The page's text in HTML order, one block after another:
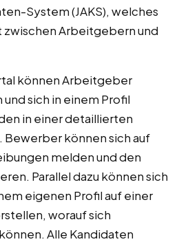
System (JAKS), welches
Arbeitgebern und
können Arbeitgeber
sich in einem Profil
in einer detaillierten
können sich auf
melden und den
Parallel dazu können sich
eigenen Profil auf einer
worauf sich
Alle Kandidaten